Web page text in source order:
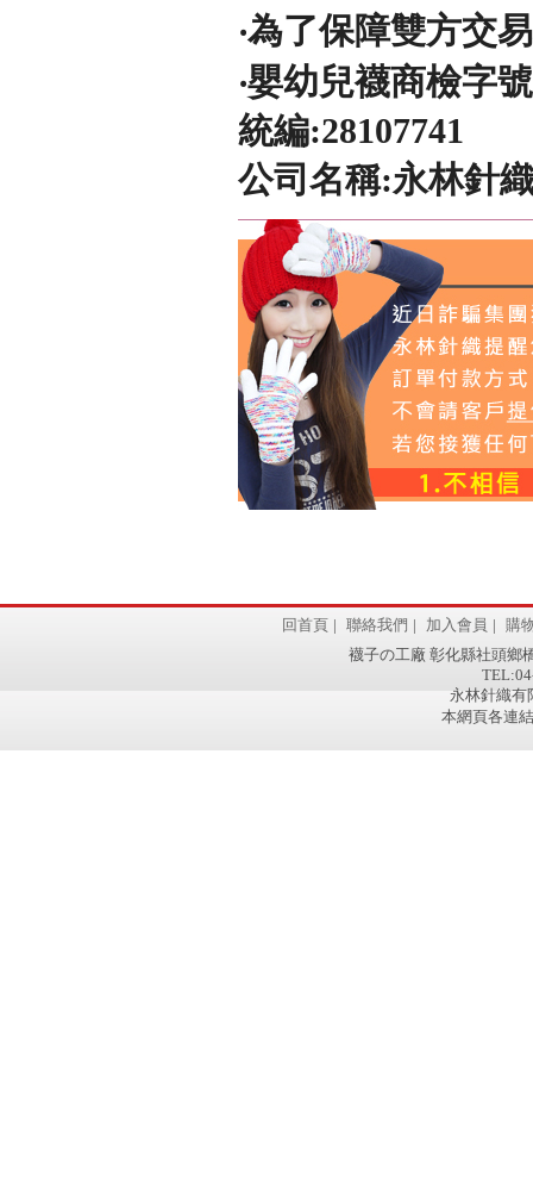
‧為了保障雙方交
‧嬰幼兒襪商檢字號
統編:28107741
公司名稱:永林針
回首頁 | 聯絡我們 | 加入會員 | 購
襪子の工廠 彰化縣社頭鄉
永林針織有
本網頁各連